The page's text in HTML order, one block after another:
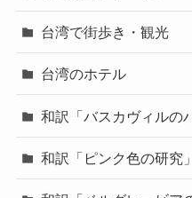
台湾で街歩き・観光
台湾のホテル
和訳「バスカヴィルの
和訳「ピンク色の研究」